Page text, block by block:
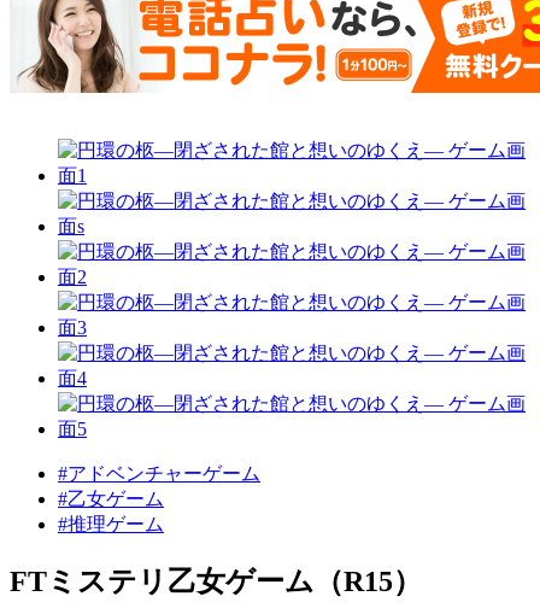
#アドベンチャーゲーム
#乙女ゲーム
#推理ゲーム
FTミステリ乙女ゲーム（R15）